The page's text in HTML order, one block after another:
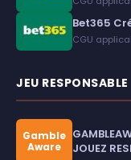
Bet365
CGU
JEU RESPONSABLE
Gamble
Aware
JOUEZ